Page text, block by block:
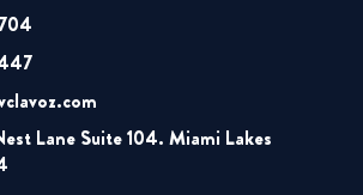
Lane Suite 104. Miami Lakes